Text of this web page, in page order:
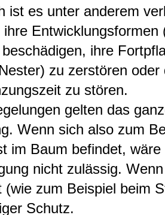
ist es unter anderem
Entwicklungsformen
ihre
zu zerstören oder
zu stören.
gelten das
Wenn sich also zum
im Baum befindet,
nicht zulässig.
(wie zum Beispiel beim
Schutz.